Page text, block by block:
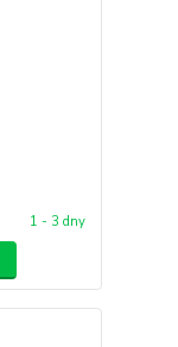
1 - 3 dny